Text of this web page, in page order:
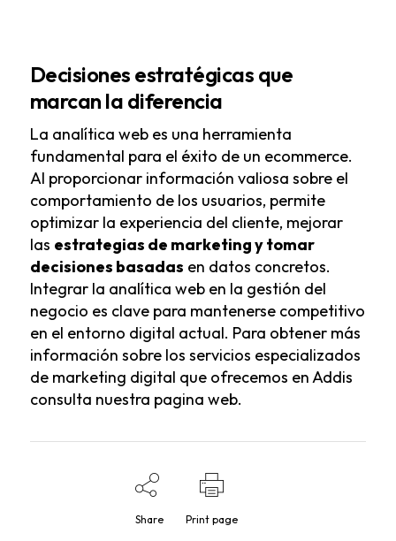
Decisiones estratégicas que
marcan la diferencia
La analítica web es una herramienta
fundamental para el éxito de un ecommerce.
Al proporcionar información valiosa sobre el
comportamiento de los usuarios, permite
optimizar la experiencia del cliente, mejorar
las estrategias de marketing y tomar
decisiones basadas en datos concretos.
Integrar la analítica web en la gestión del
negocio es clave para mantenerse competitivo
en el entorno digital actual. Para obtener más
información sobre los servicios especializados
de marketing digital que ofrecemos en Addis
consulta nuestra pagina web.
Share Print page